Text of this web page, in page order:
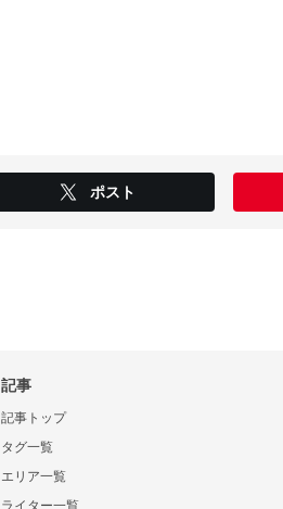
ポスト
記事
記事トップ
タグ一覧
エリア一覧
ライター一覧